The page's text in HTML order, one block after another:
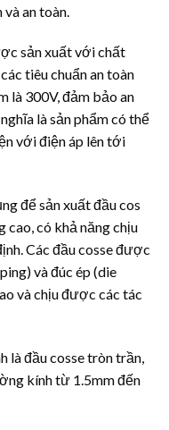
an toàn.
sản xuất với chất
tiêu chuẩn an toàn
là 300V, đảm bảo an
là sản phẩm có thể
với điện áp lên tới
để sản xuất đầu cos
có khả năng chịu
Các đầu cosse được
và đúc ép (die
và chịu được các tác
là đầu cosse tròn trần,
kính từ 1.5mm đến